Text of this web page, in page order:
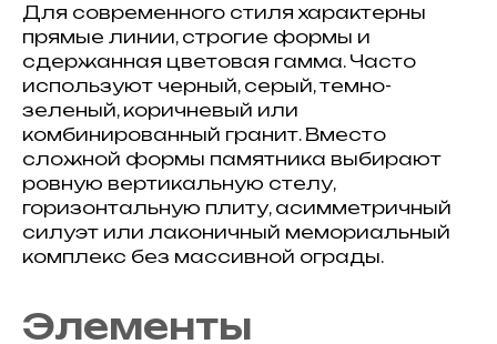
Для современного стиля характерны
прямые линии, строгие формы и
сдержанная цветовая гамма. Часто
используют черный, серый, темно-
зеленый, коричневый или
комбинированный гранит. Вместо
сложной формы памятника выбирают
ровную вертикальную стелу,
горизонтальную плиту, асимметричный
силуэт или лаконичный мемориальный
комплекс без массивной ограды.
Элементы